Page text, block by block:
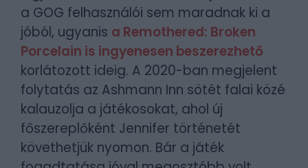
a GOG felhasználói sem maradnak ki a
jóból, ugyanis a Remothered: Broken
Porcelain is ingyenesen beszerezhető
korlátozott ideig. A 2020-ban megjelent
folytatás az Ashmann Inn sötét falai közé
kalauzolja a játékosokat, ahol új
főszereplőként Jennifer történetét
követhetjük nyomon. Bár a játék